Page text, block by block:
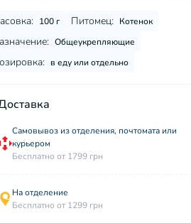
100 г Питомец: Котенок
Общеукрепляющие
в еду или отдельно
Самовывоз из отделения, почтомата или
курьером
Бесплатно от 1799 грн
На отделение
Бесплатно от 1299 грн